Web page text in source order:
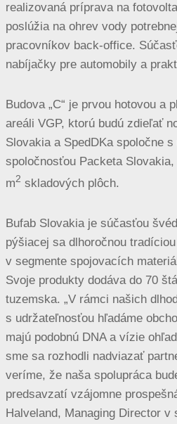
realizovaná príprava na
poslúžia na ohrev vody
pracovníkov back-office.
nabíjačky pre automobily a
Budova „C“ je prvou hotovou a
areáli VGP, ktorú budú zdieľať
Slovakia a SpedDKa spoločne
spoločnosťou Packeta
m2 skladových plôch.
Bufab Slovakia je súčasťou
pýšiacej sa dlhoročnou
v segmente spojovacích
Svoje produkty dodáva do 70
tuzemska. „V rámci našich
s udržateľnosťou hľadáme
majú podobnú DNA a vízie
sme sa rozhodli nadviazať
veríme, že naša spolupráca
predsavzatí vzájomne
Halveland, Managing Director v